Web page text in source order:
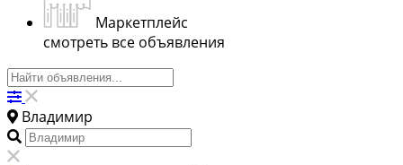
Маркетплейс
смотреть все объявления
Владимир